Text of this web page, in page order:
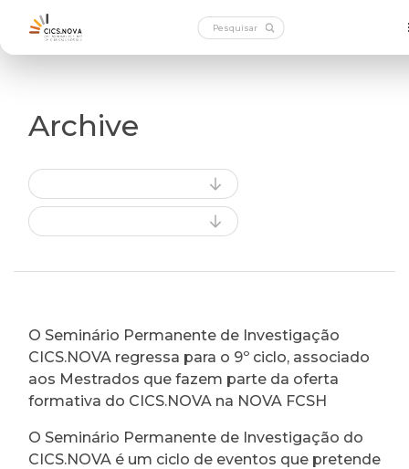
Archive
O Seminário Permanente de Investigação
CICS.NOVA regressa para o 9º ciclo, associado
aos Mestrados que fazem parte da oferta
formativa do CICS.NOVA na NOVA FCSH
O Seminário Permanente de Investigação do
CICS.NOVA é um ciclo de eventos que pretende